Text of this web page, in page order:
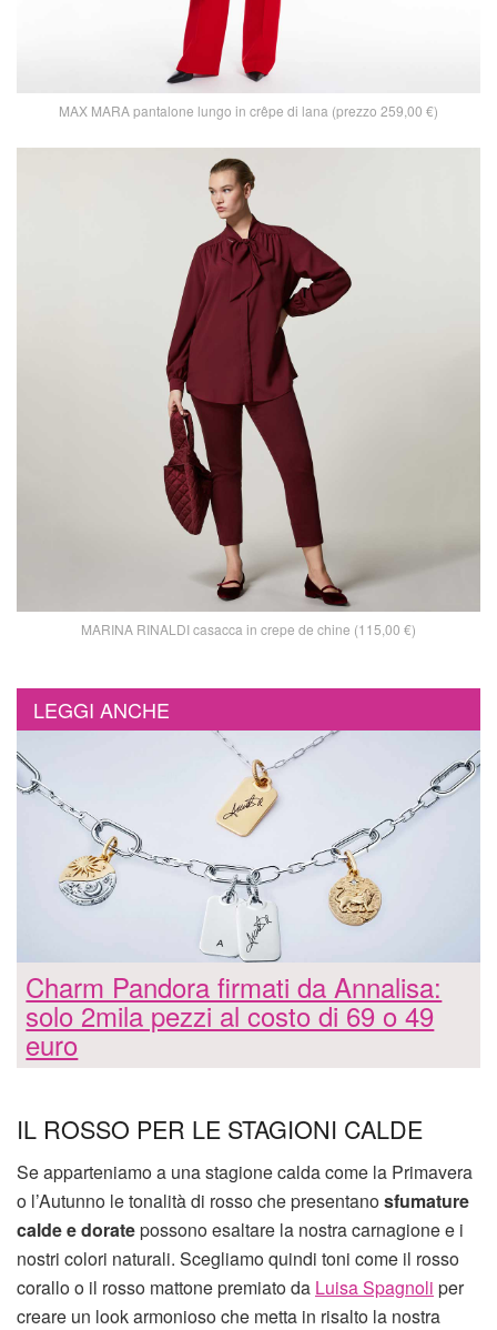
MAX MARA pantalone lungo in crêpe di lana (prezzo 259,00 €)
MARINA RINALDI casacca in crepe de chine (115,00 €)
LEGGI ANCHE
Charm Pandora firmati da Annalisa:
solo 2mila pezzi al costo di 69 o 49
euro
IL ROSSO PER LE STAGIONI CALDE
Se apparteniamo a una stagione calda come la Primavera
o l’Autunno le tonalità di rosso che presentanosfumature
calde e doratepossono esaltare la nostra carnagione e i
nostri colori naturali. Scegliamo quindi toni come il rosso
corallo o il rosso mattone premiato da Luisa Spagnoli per
creare un look armonioso che metta in risalto la nostra